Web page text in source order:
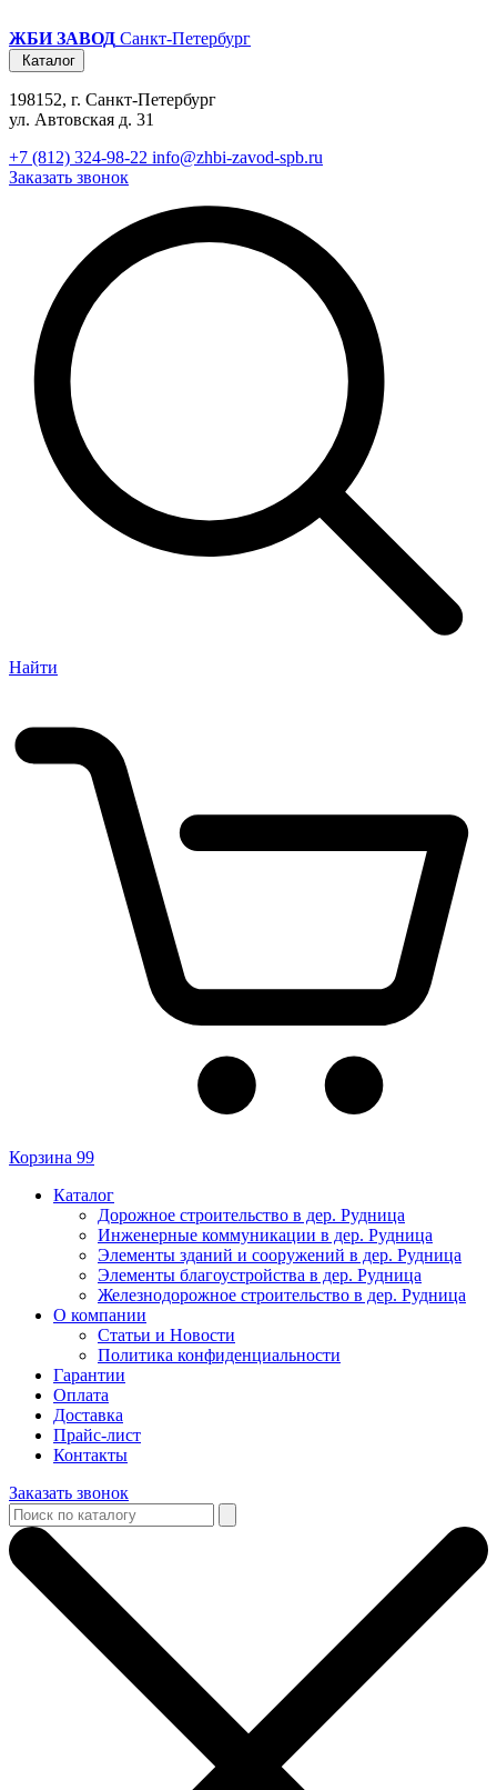
ЖБИ ЗАВОД Санкт-Петербург
Каталог
198152, г. Санкт-Петербург
ул. Автовская д. 31
+7 (812) 324-98-22 info@zhbi-zavod-spb.ru
Заказать звонок
Найти
Корзина 99
Каталог
Дорожное строительство в дер. Рудница
Инженерные коммуникации в дер. Рудница
Элементы зданий и сооружений в дер. Рудница
Элементы благоустройства в дер. Рудница
Железнодорожное строительство в дер. Рудница
О компании
Статьи и Новости
Политика конфиденциальности
Гарантии
Оплата
Доставка
Прайс-лист
Контакты
Заказать звонок